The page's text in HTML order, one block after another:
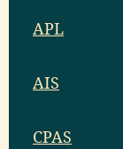
APL
AIS
CPAS